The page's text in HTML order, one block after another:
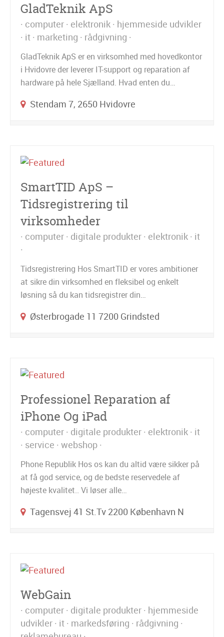
GladTeknik ApS
computer elektronik hjemmeside udvikler
it marketing rådgivning
GladTeknik ApS er en virksomhed med hovedkontor
i Hvidovre der leverer IT-support og reparation af
hardware på hele Sjælland. Hvad enten du…
Stendam 7, 2650 Hvidovre
SmartTID ApS –
Tidsregistrering til
virksomheder
computer digitale produkter elektronik it
Tidsregistrering Hos SmartTID er vores ambitioner
at sikre din virksomhed en fleksibel og enkelt
løsning så du kan tidsregistrer din…
Østerbrogade 11 7200 Grindsted
Professionel Reparation af
iPhone Og iPad
computer digitale produkter elektronik it
service webshop
Phone Republik Hos os kan du altid være sikker på
at få god service, og de bedste reservedele af
højeste kvalitet.. Vi løser alle…
Tagensvej 41 St.tv 2200 København N
WebGain
computer digitale produkter hjemmeside
udvikler it markedsføring
rådgivning